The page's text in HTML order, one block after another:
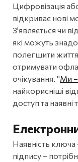
Цифровізація
відкриває нові
З'являється чи
які можуть
полегшити
отримувати
очікування. "Ми –
найкорисніші
доступ та наявні
Наявність
підпису –